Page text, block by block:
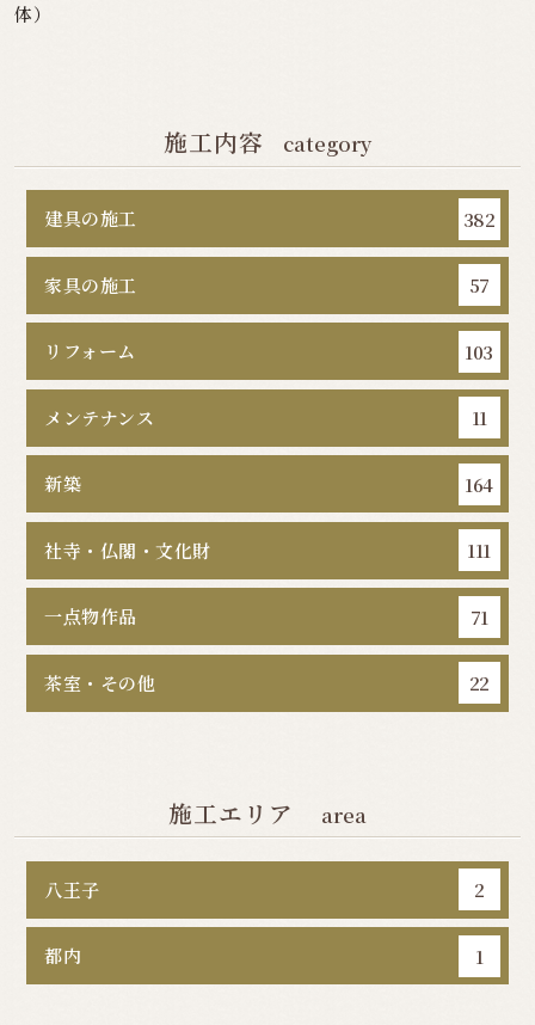
体）
施工内容 category
建具の施工 382
家具の施工 57
リフォーム 103
メンテナンス 11
新築 164
社寺・仏閣・文化財 111
一点物作品 71
茶室・その他 22
施工エリア area
八王子 2
都内 1